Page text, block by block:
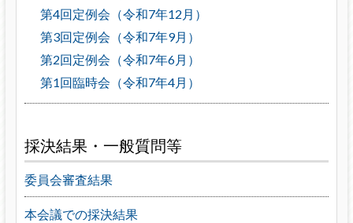
第4回定例会（令和7年12月）
第3回定例会（令和7年9月）
第2回定例会（令和7年6月）
第1回臨時会（令和7年4月）
採決結果・一般質問等
委員会審査結果
本会議での採決結果